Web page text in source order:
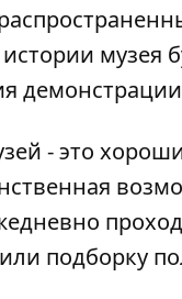
музея
- это
подборку